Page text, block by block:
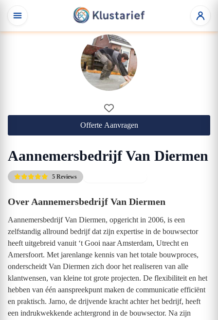
Offerte Aanvragen
Aannemersbedrijf Van Diermen
5 Reviews
Over Aannemersbedrijf Van Diermen
Aannemersbedrijf Van Diermen, opgericht in 2006, is een
zelfstandig allround bedrijf dat zijn expertise in de bouwsector
heeft uitgebreid vanuit ‘t Gooi naar Amsterdam, Utrecht en
Amersfoort. Met jarenlange kennis van het totale bouwproces,
onderscheidt Van Diermen zich door het realiseren van alle
klantwensen, van kleine tot grote projecten. De flexibiliteit en het
hebben van één aanspreekpunt maken de communicatie efficiënt
en praktisch. Jarno, de drijvende kracht achter het bedrijf, heeft
een indrukwekkende achtergrond in de bouwsector. Na zijn